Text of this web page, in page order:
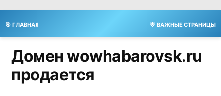
🎯 ГЛАВНАЯ 🌟 ВАЖНЫЕ СТРАНИЦЫ
Домен wowhabarovsk.ru
продается